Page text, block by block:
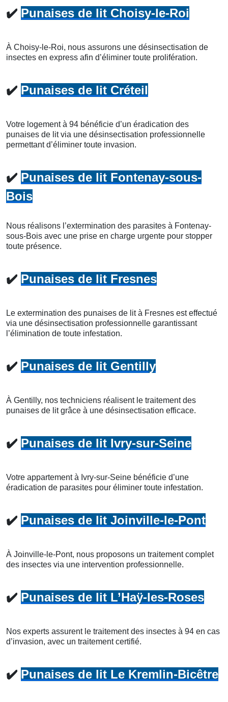
✔️ Punaises de lit Choisy-le-Roi
À Choisy-le-Roi, nous assurons une désinsectisation de
insectes en express afin d’éliminer toute prolifération.
✔️ Punaises de lit Créteil
Votre logement à 94 bénéficie d’un éradication des
punaises de lit via une désinsectisation professionnelle
permettant d’éliminer toute invasion.
✔️ Punaises de lit Fontenay-sous-
Bois
Nous réalisons l’extermination des parasites à Fontenay-
sous-Bois avec une prise en charge urgente pour stopper
toute présence.
✔️ Punaises de lit Fresnes
Le extermination des punaises de lit à Fresnes est effectué
via une désinsectisation professionnelle garantissant
l’élimination de toute infestation.
✔️ Punaises de lit Gentilly
À Gentilly, nos techniciens réalisent le traitement des
punaises de lit grâce à une désinsectisation efficace.
✔️ Punaises de lit Ivry-sur-Seine
Votre appartement à Ivry-sur-Seine bénéficie d’une
éradication de parasites pour éliminer toute infestation.
✔️ Punaises de lit Joinville-le-Pont
À Joinville-le-Pont, nous proposons un traitement complet
des insectes via une intervention professionnelle.
✔️ Punaises de lit L’Haÿ-les-Roses
Nos experts assurent le traitement des insectes à 94 en cas
d’invasion, avec un traitement certifié.
✔️ Punaises de lit Le Kremlin-Bicêtre